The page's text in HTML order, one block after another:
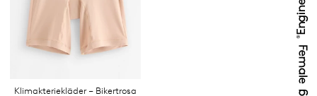
Klimakteriekläder – Bikertrosa